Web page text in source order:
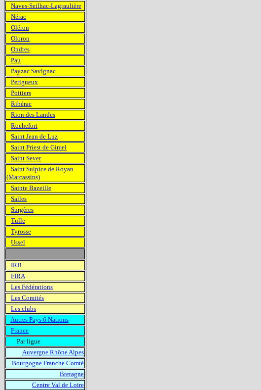
Naves-Seilhac-Lagraulière
Nérac
Oléron
Oloron
Ondres
Pau
Payzac Savignac
Perigueux
Poitiers
Ribérac
Rion des Landes
Rochefort
Saint Jean de Luz
Saint Priest de Gimel
Saint Sever
Saint Sulpice de Royan
(Marcassins)
Sainte Bazeille
Salles
Surgères
Tulle
Tyrosse
Ussel
IRB
FIRA
Les Fédérations
Les Comités
Les clubs
Autres Pays 6 Nations
France
Par ligue
Auvergne Rhône Alpes
Bourgogne Franche Comté
Bretagne
Centre Val de Loire